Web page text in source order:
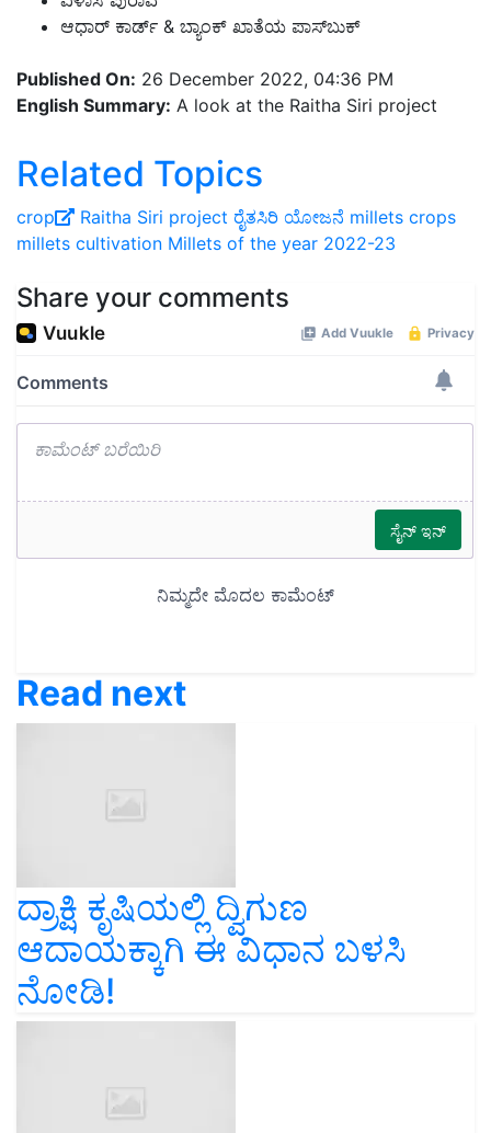
ಆಧಾರ್ ಕಾರ್ಡ್ & ಬ್ಯಾಂಕ್ ಖಾತೆಯ ಪಾಸ್‌ಬುಕ್
Published On: 26 December 2022, 04:36 PM
English Summary: A look at the Raitha Siri project
Related Topics
crop Raitha Siri project ರೈತಸಿರಿ ಯೋಜನೆ millets crops
millets cultivation Millets of the year 2022-23
Share your comments
Read next
ದ್ರಾಕ್ಷಿ ಕೃಷಿಯಲ್ಲಿ ದ್ವಿಗುಣ
ಆದಾಯಕ್ಕಾಗಿ ಈ ವಿಧಾನ ಬಳಸಿ
ನೋಡಿ!